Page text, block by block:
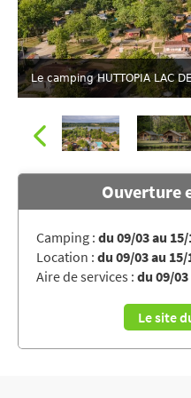
Le camping HUTTOPIA LAC
Le camping HUTTOPIA LAC
Ouverture
Camping : du 09/03 au
Location : du 09/03 au 15/
Aire de services : du 09/
Le site